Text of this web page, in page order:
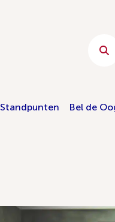
Standpunten Bel de